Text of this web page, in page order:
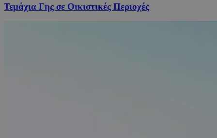
Τεμάχια Γης σε Οικιστικές Περιοχές